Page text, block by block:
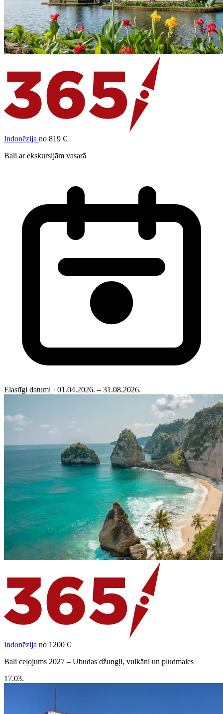
Indonēzija no 819 €
Bali ar ekskursijām vasarā
Elastīgi datumi · 01.04.2026. – 31.08.2026.
Indonēzija no 1200 €
Bali ceļojums 2027 – Ubudas džungļi, vulkāni un pludmales
17.03.